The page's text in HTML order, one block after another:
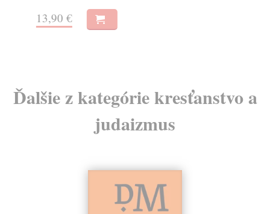
13,90 €
Ďalšie z kategórie kresťanstvo a
judaizmus